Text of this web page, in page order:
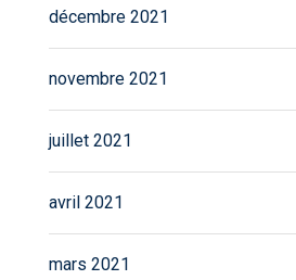
décembre 2021
novembre 2021
juillet 2021
avril 2021
mars 2021